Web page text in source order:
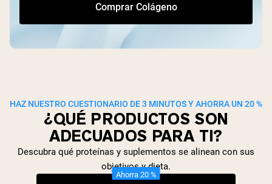
Comprar Colágeno
HAZ NUESTRO CUESTIONARIO DE 3 MINUTOS Y AHORRA UN 20 %
¿QUÉ PRODUCTOS SON
ADECUADOS PARA TI?
Descubra qué proteínas y suplementos se alinean con sus
objetivos y dieta.
Ahorra 20 %